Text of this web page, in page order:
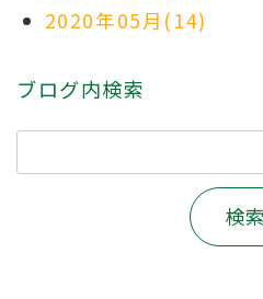
2020年05月(14)
ブログ内検索